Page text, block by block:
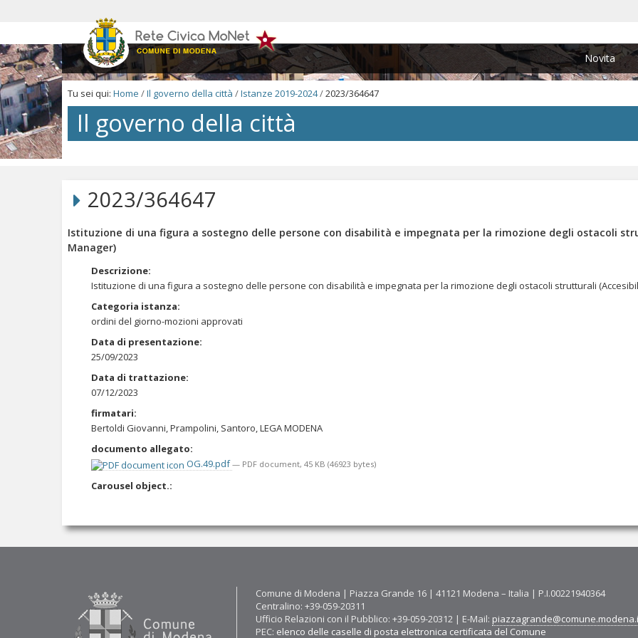
|
Salta
alla
navigazione
Novita
Tu sei qui: Home /Il governo della città /Istanze 2019-2024/2023/364647
Il governo della città
Salta
navigazione
2023/364647
Istituzione di una figura a sostegno delle persone con disabilità e impegnata per la rimozione degli ostacoli
Manager)
Descrizione:
Istituzione di una figura a sostegno delle persone con disabilità e impegnata per la rimozione degli ostacoli strutturali
Categoria istanza:
ordini del giorno-mozioni approvati
Data di presentazione:
25/09/2023
Data di trattazione:
07/12/2023
firmatari:
Bertoldi Giovanni, Prampolini, Santoro, LEGA MODENA
documento allegato:
OG.49.pdf— PDF document, 45 KB (46923 bytes)
Carousel object.:
Contatti
Comune di Modena | Piazza Grande 16 | 41121 Modena – Italia | P.I.00221940364
Centralino: +39-059-20311
Ufficio Relazioni con il Pubblico: +39-059-20312 | E-Mail:
PEC: elenco delle caselle di posta elettronica certificata del Comune